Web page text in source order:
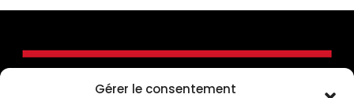
Gérer le consentement